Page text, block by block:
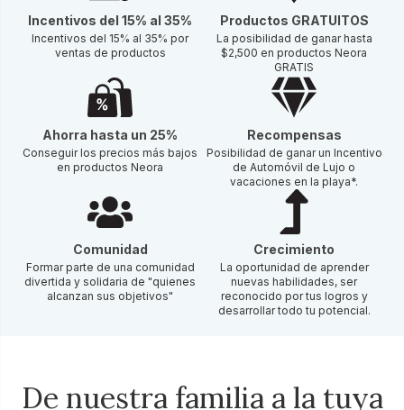
Incentivos del 15% al 35%
Incentivos del 15% al 35% por
ventas de productos
Productos GRATUITOS
La posibilidad de ganar hasta
$2,500 en productos Neora
GRATIS
Ahorra hasta un 25%
Conseguir los precios más bajos
en productos Neora
Recompensas
Posibilidad de ganar un Incentivo
de Automóvil de Lujo o
vacaciones en la playa*.
Comunidad
Formar parte de una comunidad
divertida y solidaria de "quienes
alcanzan sus objetivos"
Crecimiento
La oportunidad de aprender
nuevas habilidades, ser
reconocido por tus logros y
desarrollar todo tu potencial.
De nuestra familia a la tuya